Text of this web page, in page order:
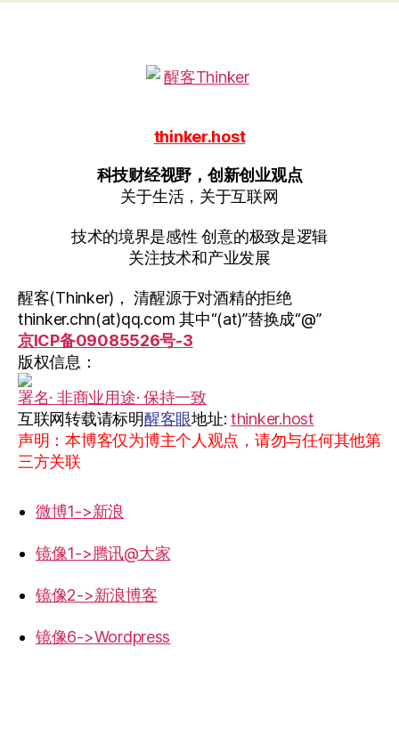
thinker.host
科技财经视野，创新创业观点
关于生活，关于互联网
技术的境界是感性 创意的极致是逻辑
关注技术和产业发展
醒客(Thinker)， 清醒源于对酒精的拒绝
thinker.chn(at)qq.com 其中“(at)”替换成“@”
京ICP备09085526号-3
版权信息：
署名· 非商业用途· 保持一致
互联网转载请标明醒客眼地址: thinker.host
声明：本博客仅为博主个人观点，请勿与任何其他第
三方关联
微博1->新浪
镜像1->腾讯@大家
镜像2->新浪博客
镜像6->Wordpress